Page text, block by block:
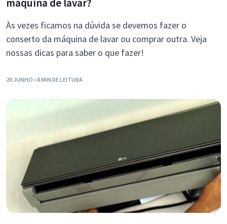
máquina de lavar?
Às vezes ficamos na dúvida se devemos fazer o
conserto da máquina de lavar ou comprar outra. Veja
nossas dicas para saber o que fazer!
20 JUNHO • 8 MIN DE LEITURA